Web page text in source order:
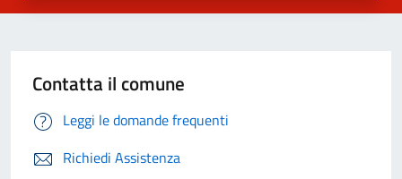
Contatta il comune
Leggi le domande frequenti
Richiedi Assistenza